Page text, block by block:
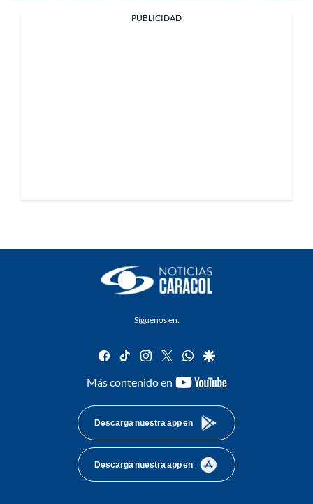
PUBLICIDAD
Síguenos en:
facebook
tiktok instagram
twitterwhatsapp
google
Más contenido en
youtube-
Descarga nuestra app en
Descarga nuestra app en